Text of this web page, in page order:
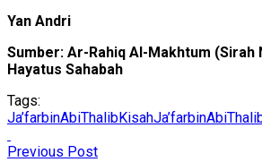
Yan Andri
Sumber: Ar-Rahiq Al-Makhtum (Sirah
Hayatus Sahabah
Tags:
Ja’farbinAbiThalib
Previous Post